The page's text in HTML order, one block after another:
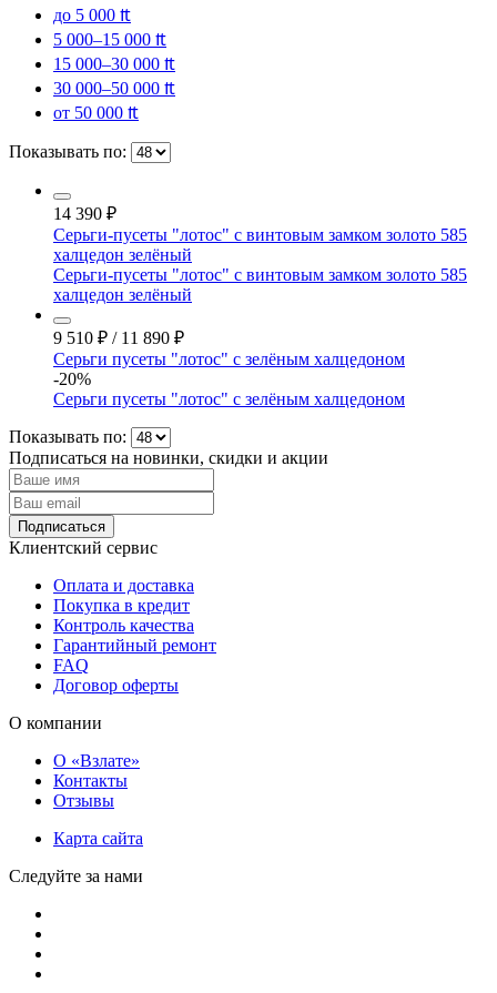
до 5 000 ₶
5 000–15 000 ₶
15 000–30 000 ₶
30 000–50 000 ₶
от 50 000 ₶
Показывать по:
14 390 ₽
Серьги-пусеты "лотос" с винтовым замком золото 585
халцедон зелёный
Серьги-пусеты "лотос" с винтовым замком золото 585
халцедон зелёный
9 510 ₽ / 11 890 ₽
Серьги пусеты "лотос" с зелёным халцедоном
-20%
Серьги пусеты "лотос" с зелёным халцедоном
Показывать по:
Подписаться на новинки, скидки и акции
Подписаться
Клиентский сервис
Оплата и доставка
Покупка в кредит
Контроль качества
Гарантийный ремонт
FAQ
Договор оферты
О компании
О «Взлате»
Контакты
Отзывы
Карта сайта
Следуйте за нами